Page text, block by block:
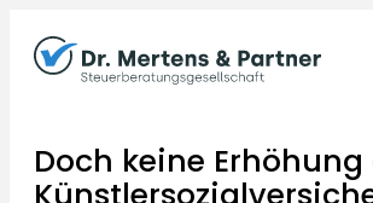
Inhalt
springen
Doch keine Erhöhung